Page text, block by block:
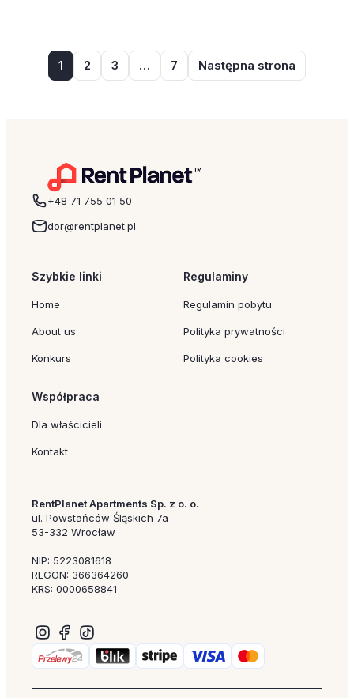
1 2 3 … 7 Następna strona
+48 71 755 01 50
dor@rentplanet.pl
Szybkie linki
Home
About us
Konkurs
Regulaminy
Regulamin pobytu
Polityka prywatności
Polityka cookies
Współpraca
Dla właścicieli
Kontakt
RentPlanet Apartments Sp. z o. o.
ul. Powstańców Śląskich 7a
53-332 Wrocław
NIP: 5223081618
REGON: 366364260
KRS: 0000658841